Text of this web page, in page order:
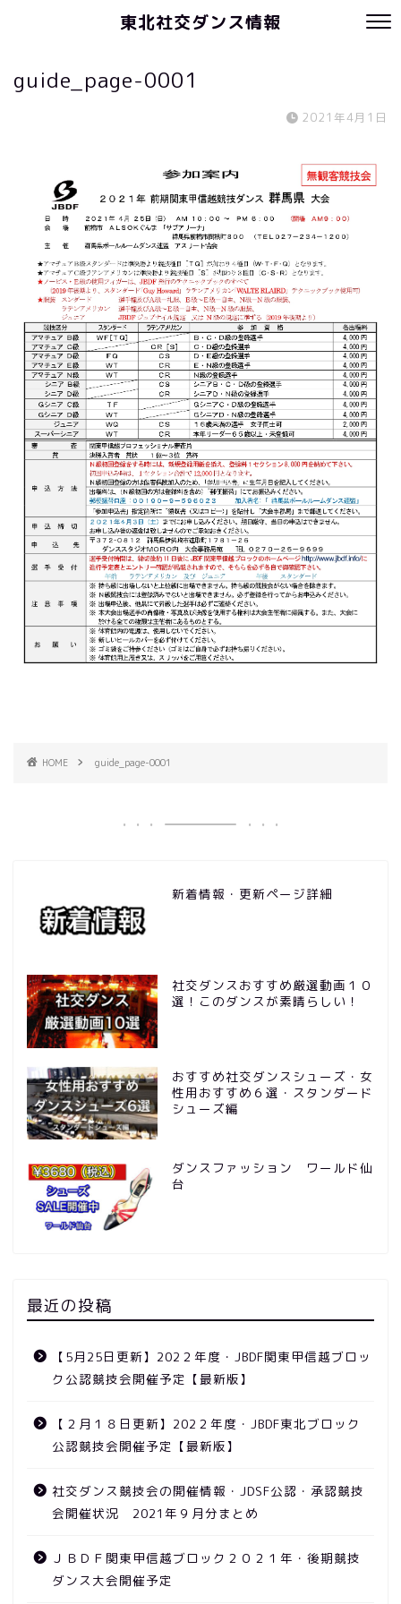
東北社交ダンス情報
guide_page-0001
2021年4月1日
HOME guide_page-0001
新着情報・更新ページ詳細
社交ダンスおすすめ厳選動画１０
選！このダンスが素晴らしい！
おすすめ社交ダンスシューズ・女
性用おすすめ６選・スタンダード
シューズ編
ダンスファッション ワールド仙
台
最近の投稿
【5月25日更新】202２年度・JBDF関東甲信越ブロッ
ク公認競技会開催予定【最新版】
【２月１８日更新】202２年度・JBDF東北ブロック
公認競技会開催予定【最新版】
社交ダンス競技会の開催情報・JDSF公認・承認競技
会開催状況 2021年９月分まとめ
ＪＢＤＦ関東甲信越ブロック２０２１年・後期競技
ダンス大会開催予定
競技会